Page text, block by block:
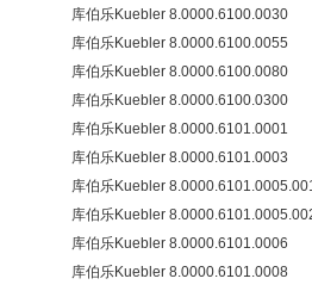
库伯乐Kuebler 8.0000.6100.0030
库伯乐Kuebler 8.0000.6100.0055
库伯乐Kuebler 8.0000.6100.0080
库伯乐Kuebler 8.0000.6100.0300
库伯乐Kuebler 8.0000.6101.0001
库伯乐Kuebler 8.0000.6101.0003
库伯乐Kuebler
库伯乐Kuebler
库伯乐Kuebler 8.0000.6101.0006
库伯乐Kuebler 8.0000.6101.0008